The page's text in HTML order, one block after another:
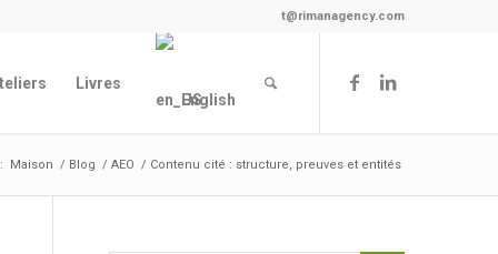
t@rimanagency.com
Livres
English
Maison / Blog / AEO / Contenu cité : structure, preuves et entités